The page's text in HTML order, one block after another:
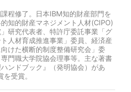
程修了。日本IBM知的財産部門を
知的財産マネジメント人材(CIPO)
研究代表者、特許庁委託事業「グ
人材育成推進事業」委員、経済産
けた横断的制度整備研究会」委
門職大学院協会理事等。主な著書
ンドブック』（発明協会）があ
受賞。